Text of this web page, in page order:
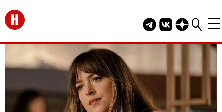
Перейти на главную
Telegram канал
Группа HELLO
Канал